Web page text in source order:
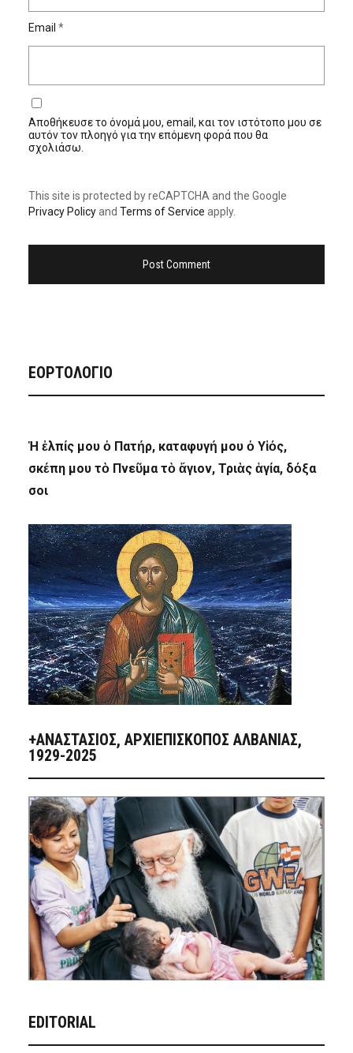
Email *
Αποθήκευσε το όνομά μου, email, και τον ιστότοπο μου σε
αυτόν τον πλοηγό για την επόμενη φορά που θα
σχολιάσω.
This site is protected by reCAPTCHA and the Google
Privacy Policyand Terms of Service apply.
ΕΟΡΤΟΛΟΓΙΟ
Ἡ ἐλπίς μου ὁ Πατήρ, καταφυγή μου ὁ Υἱός,
σκέπη μου τὸ Πνεῦμα τὸ ἅγιον, Τριὰς ἁγία, δόξα
σοι
+ΑΝΑΣΤΆΣΙΟΣ, ΑΡΧΙΕΠΊΣΚΟΠΟΣ ΑΛΒΑΝΊΑΣ,
1929-2025
EDITORIAL